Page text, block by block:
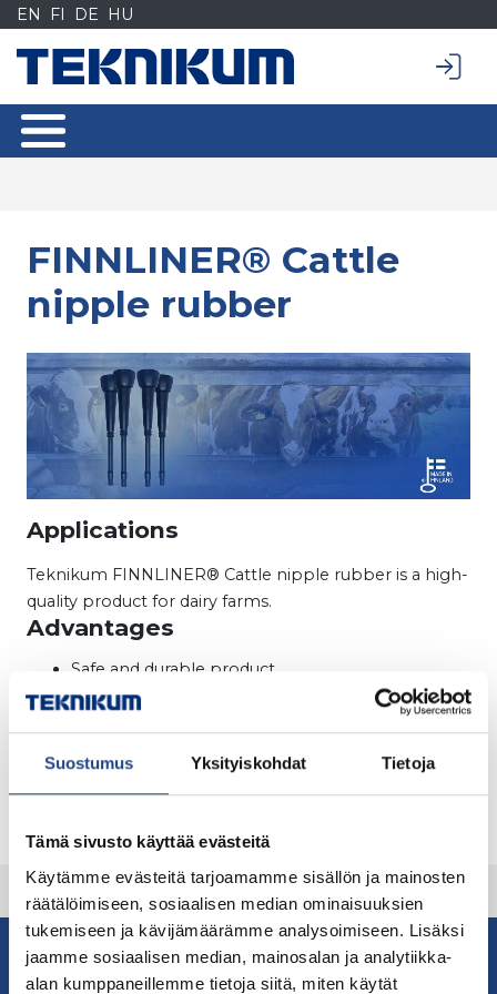
Suostumus Yksityiskohdat Tietoja
Tämä sivusto käyttää evästeitä
Käytämme evästeitä tarjoamamme sisällön ja mainosten
räätälöimiseen, sosiaalisen median ominaisuuksien
tukemiseen ja kävijämäärämme analysoimiseen. Lisäksi
jaamme sosiaalisen median, mainosalan ja analytiikka-
alan kumppaneillemme tietoja siitä, miten käytät
Siirry
sisältöön
EN FI DE HU
FINNLINER® Cattle
nipple rubber
Applications
Teknikum FINNLINER® Cattle nipple rubber is a high-
quality product for dairy farms.
Advantages
Safe and durable product
Download factsheet
For more information contact our sales